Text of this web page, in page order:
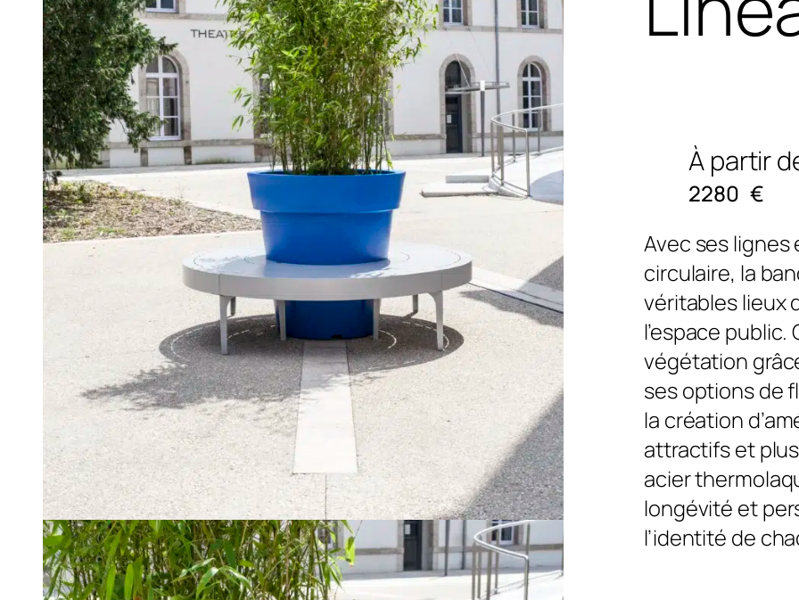
À partir
2280 €
Avec ses
circulaire, la
véritables lieux
l’espace
végétation
ses options de
la création
attractifs et
acier
longévité et
l’identité de